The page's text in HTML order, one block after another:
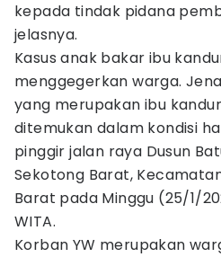
kepada tindak pidana
jelasnya.
Kasus anak bakar ibu
menggegerkan warga.
yang merupakan ibu
ditemukan dalam kondisi
pinggir jalan raya Dusun
Sekotong Barat,
Barat pada Minggu (25/1/
WITA.
Korban YW merupakan